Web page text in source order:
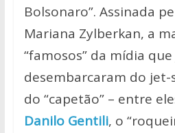
Bolsonaro”. Assinada
Mariana Zylberkan, a
“famosos” da mídia que
desembarcaram do
do “capetão” – entre
Danilo Gentili, o